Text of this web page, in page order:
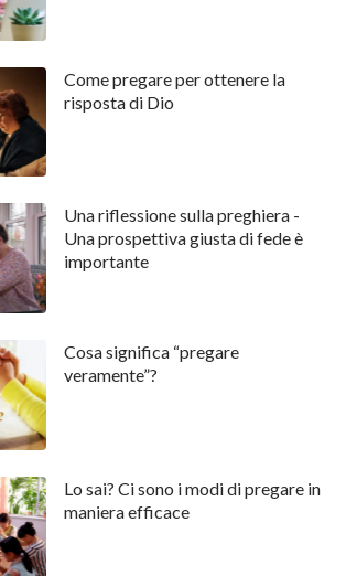
Come pregare per ottenere la
risposta di Dio
Una riflessione sulla preghiera -
Una prospettiva giusta di fede è
importante
Cosa significa “pregare
veramente”?
Lo sai? Ci sono i modi di pregare in
maniera efficace